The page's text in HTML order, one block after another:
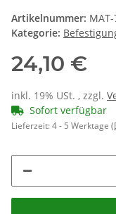
Artikelnummer:
Kategorie:
24,10 €
inkl. 19% USt. , zzgl.
Sofort verfügbar
Lieferzeit:4 - 5 Werktage